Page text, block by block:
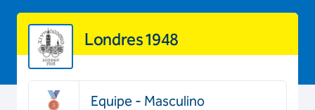
Londres 1948
Equipe - Masculino